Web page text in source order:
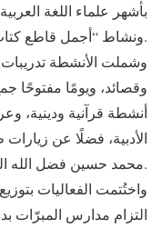
بأشهر علماء اللغة
ونشاط “أجمل قاطع كتاب”، وصولاً إلى نشاط سوق الحروف.
وشملت الأنشطة تدريبات
وقصائد، ويومًا مفتوحًا
أنشطة قرآنية
الأدبية، فضلًا عن زيارات
محمد حسين فضل الله العامة في حارة حريك وصور.
واختُتمت الفعاليات
التزام مدارس المبرّات